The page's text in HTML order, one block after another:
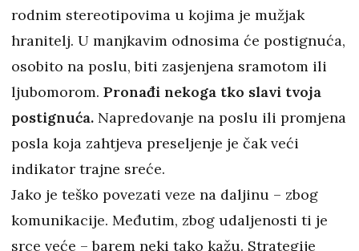
rodnim stereotipovima u kojima je mužjak
hranitelj. U manjkavim odnosima će postignuća,
osobito na poslu, biti zasjenjena sramotom ili
ljubomorom. Pronađi nekoga tko slavi tvoja
postignuća. Napredovanje na poslu ili promjena
posla koja zahtjeva preseljenje je čak veći
indikator trajne sreće.
Jako je teško povezati veze na daljinu – zbog
komunikacije. Međutim, zbog udaljenosti ti je
srce veće – barem neki tako kažu. Strategije